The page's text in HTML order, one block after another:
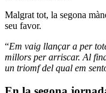
Malgrat tot, la segona
seu favor.
“Em vaig llançar a per
millors per arriscar. Al
un triomf del qual em